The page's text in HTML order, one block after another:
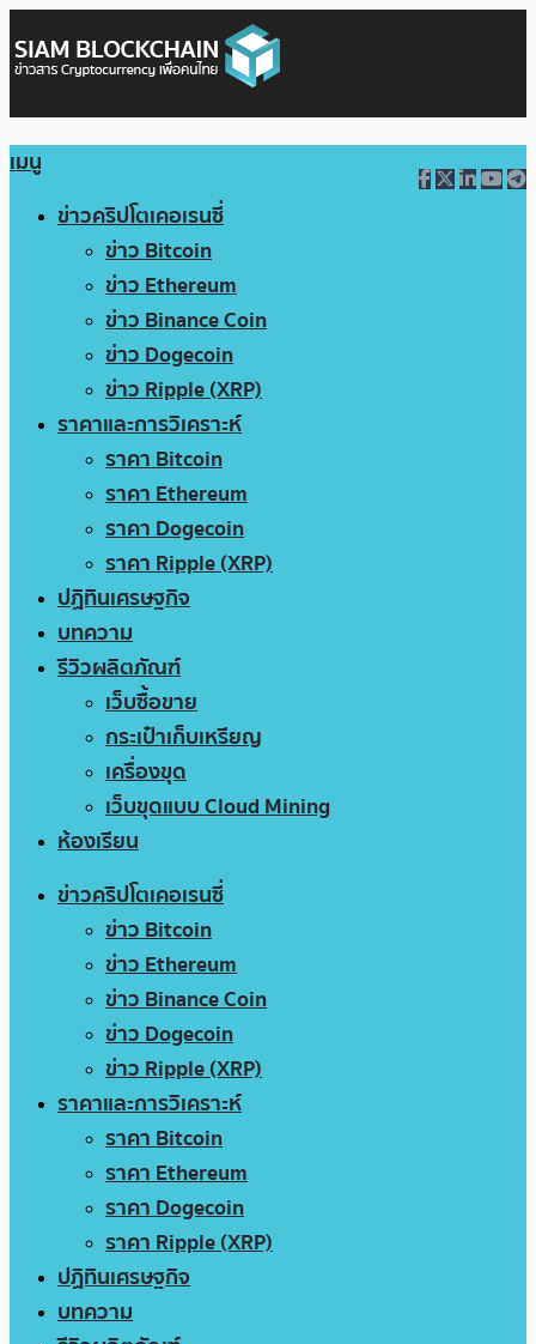
เมนู
ข่าวคริปโตเคอเรนซี่
ข่าว Bitcoin
ข่าว Ethereum
ข่าว Binance Coin
ข่าว Dogecoin
ข่าว Ripple (XRP)
ราคาและการวิเคราะห์
ราคา Bitcoin
ราคา Ethereum
ราคา Dogecoin
ราคา Ripple (XRP)
ปฏิทินเศรษฐกิจ
บทความ
รีวิวผลิตภัณฑ์
เว็บซื้อขาย
กระเป๋าเก็บเหรียญ
เครื่องขุด
เว็บขุดแบบ Cloud Mining
ห้องเรียน
ข่าวคริปโตเคอเรนซี่
ข่าว Bitcoin
ข่าว Ethereum
ข่าว Binance Coin
ข่าว Dogecoin
ข่าว Ripple (XRP)
ราคาและการวิเคราะห์
ราคา Bitcoin
ราคา Ethereum
ราคา Dogecoin
ราคา Ripple (XRP)
ปฏิทินเศรษฐกิจ
บทความ